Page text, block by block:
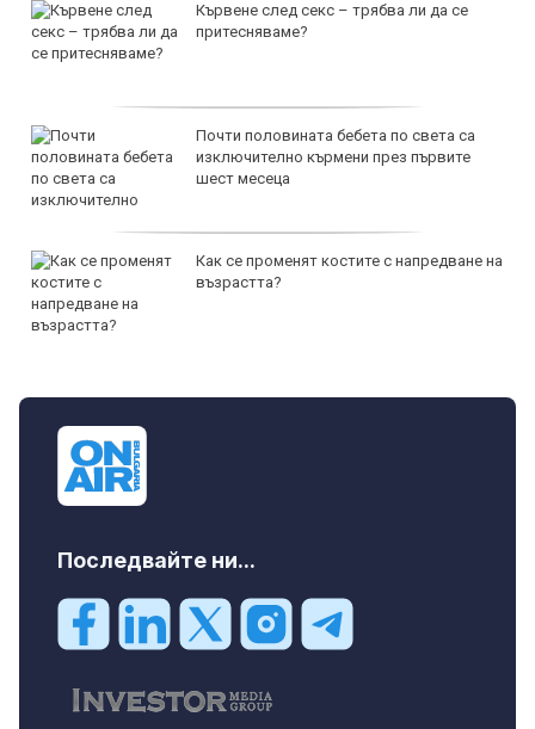
Кървене след секс – трябва ли да се
притесняваме?
Почти половината бебета по света са
изключително кърмени през първите
шест месеца
Как се променят костите с напредване на
възрастта?
Последвайте ни...